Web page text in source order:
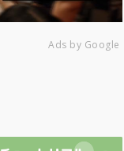
Ads by Google